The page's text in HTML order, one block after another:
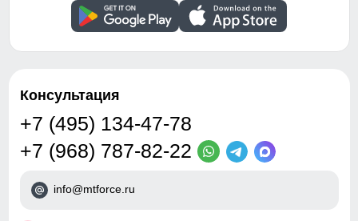
Консультация
+7 (495) 134-47-78
+7 (968) 787-82-22
info@mtforce.ru